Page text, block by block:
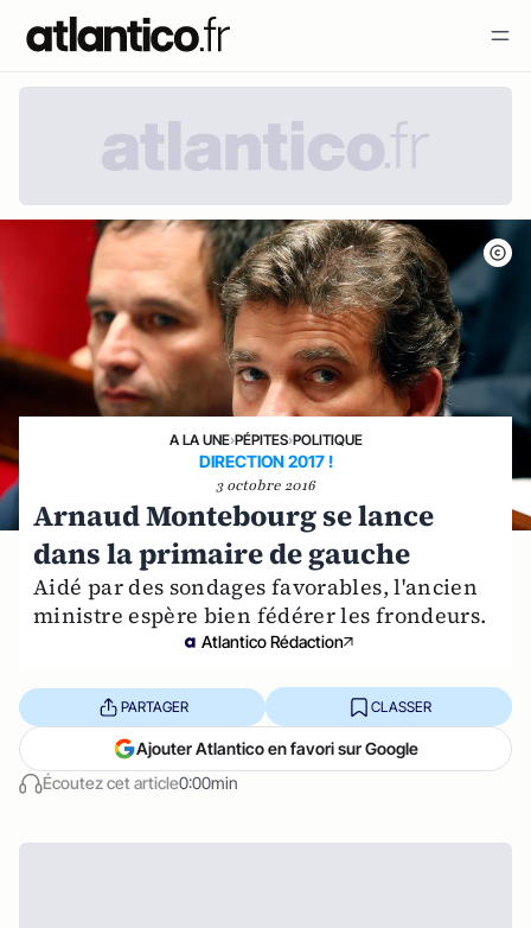
A LA UNE›PÉPITES›POLITIQUE
DIRECTION 2017 !
3 octobre 2016
Arnaud Montebourg se lance
dans la primaire de gauche
Aidé par des sondages favorables, l'ancien
ministre espère bien fédérer les frondeurs.
Atlantico Rédaction
Écoutez cet article0:00min
PARTAGER CLASSER
Ajouter Atlantico en favori sur Google